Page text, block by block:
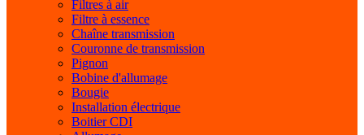
Filtres à air
Filtre à essence
Chaîne transmission
Couronne de transmission
Pignon
Bobine d'allumage
Bougie
Installation électrique
Boitier CDI